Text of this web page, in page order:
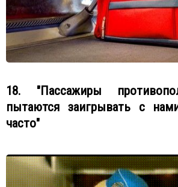
18. "Пассажиры
пытаются заигрывать с
часто"